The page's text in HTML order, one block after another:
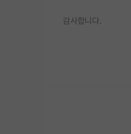
감사합니다.